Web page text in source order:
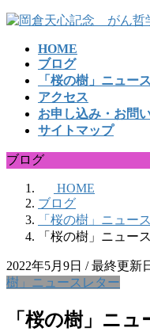
コ
ッ
プ
ナ
移
動
HOME
ブログ
「桜の樹」ニュー
アクセス
お申し込み・お問
サイトマップ
ブログ
HOME
ブログ
「桜の樹」ニュー
「桜の樹」ニュー
2022年5月9日 / 最終更新
樹」ニュースレター
「桜の樹」ニ